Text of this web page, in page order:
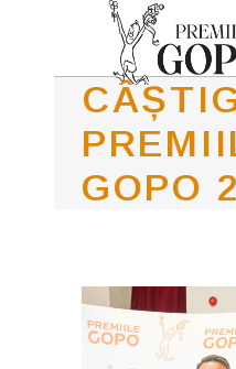
GOPO